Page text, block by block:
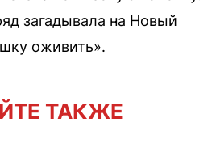
загадывала на Новый
оживить».
ТАКЖЕ